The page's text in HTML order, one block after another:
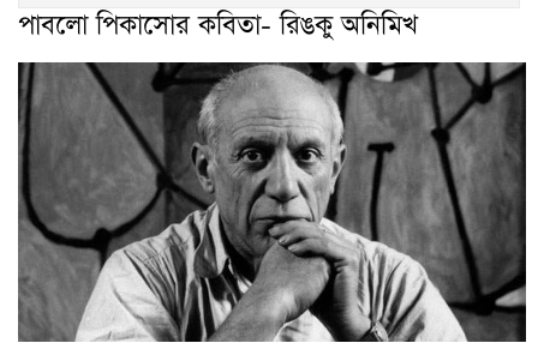
পাবলো পিকাসোর কবিতা- রিঙকু অনিমিখ